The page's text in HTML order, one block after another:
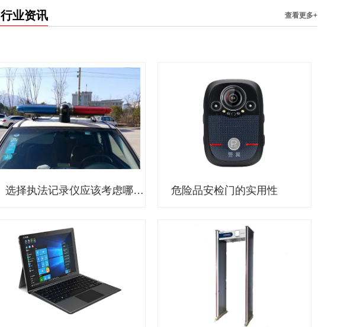
行业资讯 查看更多+
选择执法记录仪应该考虑哪些因素？ 危险品安检门的实用性